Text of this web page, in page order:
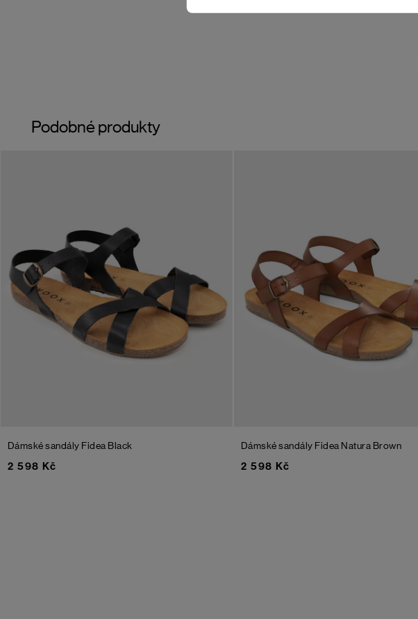
Podobné produkty
Dámské sandály Fidea Black
2 598 Kč
Dámské sandály Fidea Natura Brown
2 598 Kč